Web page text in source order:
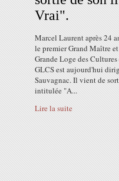
Vrai".
Marcel Laurent après 24
le premier Grand Maître
Grande Loge des
GLCS est aujourd'hui
Sauvagnac. Il vient de
intitulée "A...
Lire la suite